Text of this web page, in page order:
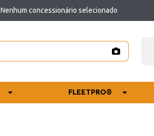
Nenhum concessionário selecionado
FLEETPRO®